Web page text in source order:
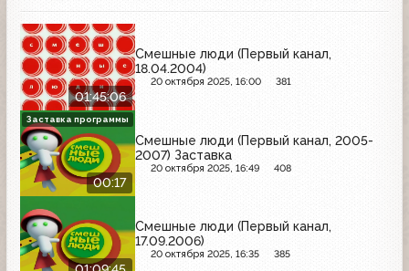
01:45:06
Смешные люди (Первый канал,
18.04.2004)
20 октября 2025, 16:00 381
00:17
Смешные люди (Первый канал, 2005-
2007) Заставка
20 октября 2025, 16:49 408
Заставка программы
Смешные люди (Первый канал,
17.09.2006)
20 октября 2025, 16:35 385